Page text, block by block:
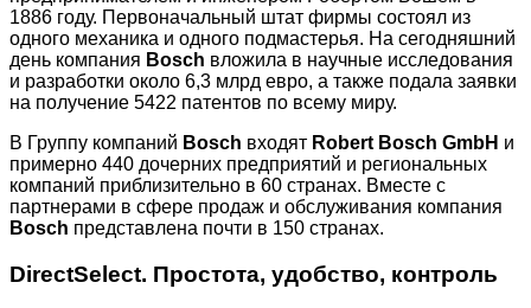
1886 году. Первоначальный штат фирмы состоял из
одного механика и одного подмастерья. На сегодняшний
день компания Bosch вложила в научные исследования
и разработки около 6,3 млрд евро, а также подала заявки
на получение 5422 патентов по всему миру.
В Группу компаний Bosch входят Robert Bosch GmbH и
примерно 440 дочерних предприятий и региональных
компаний приблизительно в 60 странах. Вместе с
партнерами в сфере продаж и обслуживания компания
Bosch представлена почти в 150 странах.
DirectSelect. Простота, удобство, контроль